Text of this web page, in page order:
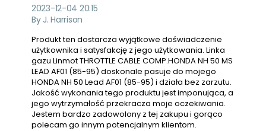
2023-12-04 20:15
By J. Harrison
Produkt ten dostarcza wyjątkowe doświadczenie
użytkownika i satysfakcję z jego użytkowania. Linka
gazu Linmot THROTTLE CABLE COMP.HONDA NH 50 MS
LEAD AF01 (85-95) doskonale pasuje do mojego
HONDA NH 50 Lead AF01 (85-95) i działa bez zarzutu.
Jakość wykonania tego produktu jest imponująca, a
jego wytrzymałość przekracza moje oczekiwania.
Jestem bardzo zadowolony z tej zakupu i gorąco
polecam go innym potencjalnym klientom.